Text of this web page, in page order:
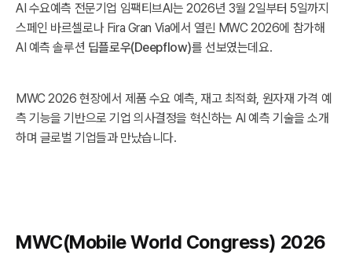
AI 수요예측 전문기업 임팩티브AI는 2026년 3월 2일부터 5일까지
스페인 바르셀로나 Fira Gran Via에서 열린 MWC 2026에 참가해
AI 예측 솔루션 딥플로우(Deepflow)를 선보였는데요.
MWC 2026 현장에서 제품 수요 예측, 재고 최적화, 원자재 가격 예
측 기능을 기반으로 기업 의사결정을 혁신하는 AI 예측 기술을 소개
하며 글로벌 기업들과 만났습니다.
MWC(Mobile World Congress) 2026